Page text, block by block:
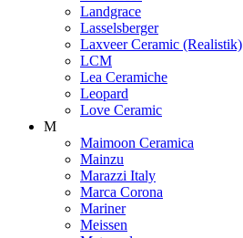
Landgrace
Lasselsberger
Laxveer Ceramic (Realistik)
LCM
Lea Ceramiche
Leopard
Love Ceramic
M
Maimoon Ceramica
Mainzu
Marazzi Italy
Marca Corona
Mariner
Meissen